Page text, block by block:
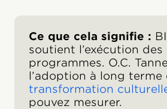
Ce que cela signifie :
soutient l’exécution des
programmes. O.C.
l’adoption à long terme
transformation
pouvez mesurer.